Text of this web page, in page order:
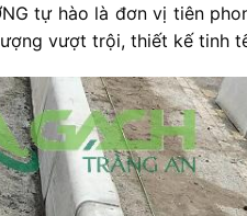
tự hào là đơnvị tiên
vượt trội, thiết kế tinh